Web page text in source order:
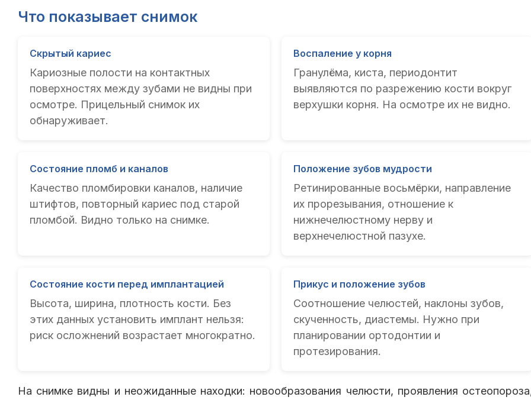
Что показывает снимок
Скрытый кариес
Кариозные полости на контактных
поверхностях между зубами не видны при
осмотре. Прицельный снимок их
обнаруживает.
Воспаление у корня
Гранулёма, киста, периодонтит
выявляются по разрежению кости вокруг
верхушки корня. На осмотре их не видно.
Состояние пломб и каналов
Качество пломбировки каналов, наличие
штифтов, повторный кариес под старой
пломбой. Видно только на снимке.
Положение зубов мудрости
Ретинированные восьмёрки, направление
их прорезывания, отношение к
нижнечелюстному нерву и
верхнечелюстной пазухе.
Состояние кости перед имплантацией
Высота, ширина, плотность кости. Без
этих данных установить имплант нельзя:
риск осложнений возрастает многократно.
Прикус и положение зубов
Соотношение челюстей, наклоны зубов,
скученность, диастемы. Нужно при
планировании ортодонтии и
протезирования.
На снимке видны и неожиданные находки: новообразования челюсти, проявления